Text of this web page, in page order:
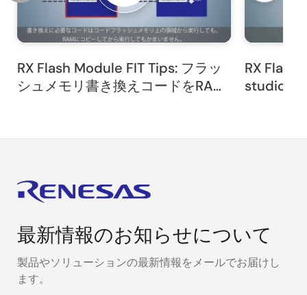
さい。
2つ目のコマンドではソースコードをビルドしてmotフ
ァイルを作成しています。
最後に、Renesas Flash Programmerを使用して、作成
したmotファイルを書き込み、RXマイコンを出荷状態
Renesas Flash Programmerを起動し、[ファイル]>[新
コントローラを選択し、プロジェクト名、作成場所を
入力します。
の種類や環境に合わせて選択した後、接続をクリック
します。
認証ダイアログが表示されますのでOKをクリックしま
す。
RX Flash Module FIT Tips: フラッ
シュメモリ書き換えコードをRAM
RX Flash
studioで
最新情報のお知らせについて
製品やソリューションの最新情報をメールでお届けし
ます。